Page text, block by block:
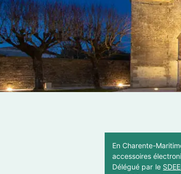
En Charente-
accessoires
Délégué par le